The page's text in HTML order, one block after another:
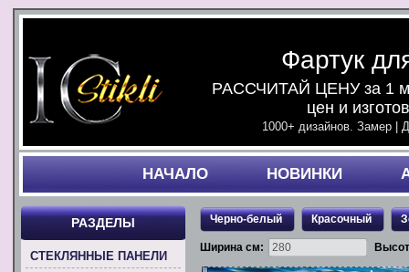
Фартук
РАССЧИТАЙ ЦЕНУ за 1
цен и
1000+ дизайнов. Замер |
НАЧАЛO НОВИНКИ
Черно-белый Красочный
Ширина см:
РАЗДЕЛЫ
СТЕКЛЯННЫЕ ПАНЕЛИ